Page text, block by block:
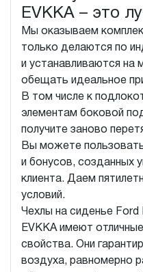
EVKKA – это
Мы оказываем
только делаются по
и устанавливаются
обещать идеальное
В том числе к
элементам боковой
получите заново
Вы можете
и бонусов, созданных
клиента. Даем
условий.
Чехлы на сиденье
EVKKA имеют
свойства. Они
воздуха, равномерно